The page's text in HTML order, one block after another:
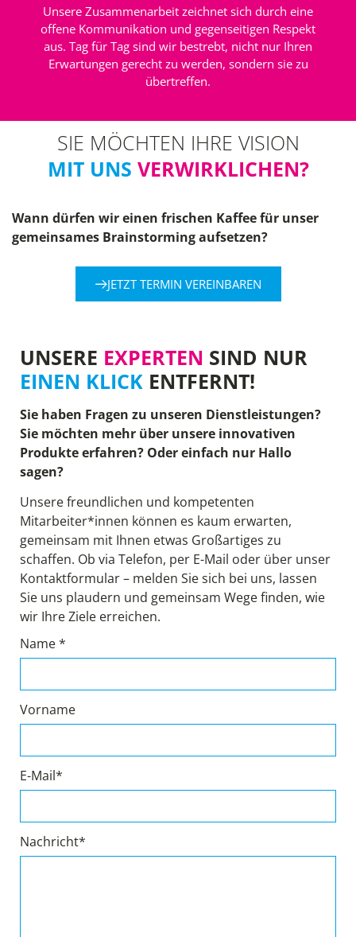
Unsere Zusammenarbeit zeichnet sich durch eine
offene Kommunikation und gegenseitigen Respekt
aus. Tag für Tag sind wir bestrebt, nicht nur Ihren
Erwartungen gerecht zu werden, sondern sie zu
übertreffen.
SIE MÖCHTEN IHRE VISION
MIT UNS VERWIRKLICHEN?
Wann dürfen wir einen frischen Kaffee für unser
gemeinsames Brainstorming aufsetzen?
JETZT TERMIN VEREINBAREN
UNSERE EXPERTEN SIND NUR
EINEN KLICK ENTFERNT!
Sie haben Fragen zu unseren Dienstleistungen?
Sie möchten mehr über unsere innovativen
Produkte erfahren? Oder einfach nur Hallo
sagen?
Unsere freundlichen und kompetenten
Mitarbeiter*innen können es kaum erwarten,
gemeinsam mit Ihnen etwas Großartiges zu
schaffen. Ob via Telefon, per E-Mail oder über unser
Kontaktformular – melden Sie sich bei uns, lassen
Sie uns plaudern und gemeinsam Wege finden, wie
wir Ihre Ziele erreichen.
Name *
Vorname
E-Mail*
Nachricht*